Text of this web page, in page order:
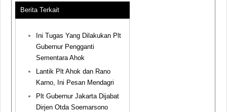
Berita Terkait
Ini Tugas Yang Dilakukan Plt
Gubernur Pengganti
Sementara Ahok
Lantik Plt Ahok dan Rano
Karno, Ini Pesan Mendagri
Plt Gubernur Jakarta Dijabat
Dirjen Otda Soemarsono